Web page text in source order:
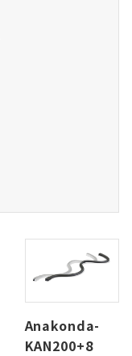
Anakonda-
KAN200+8